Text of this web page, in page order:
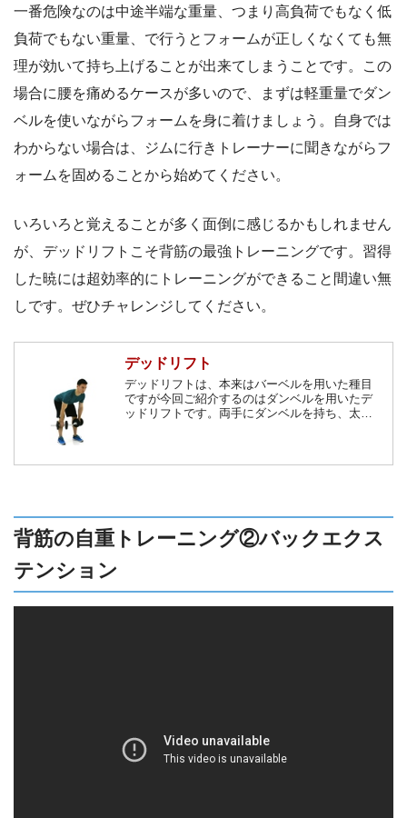
一番危険なのは中途半端な重量、つまり高負荷でもなく低
負荷でもない重量、で行うとフォームが正しくなくても無
理が効いて持ち上げることが出来てしまうことです。この
場合に腰を痛めるケースが多いので、まずは軽重量でダン
ベルを使いながらフォームを身に着けましょう。自身では
わからない場合は、ジムに行きトレーナーに聞きながらフ
ォームを固めることから始めてください。
いろいろと覚えることが多く面倒に感じるかもしれません
が、デッドリフトこそ背筋の最強トレーニングです。習得
した暁には超効率的にトレーニングができること間違い無
しです。ぜひチャレンジしてください。
デッドリフト
デッドリフトは、本来はバーベルを用いた種目
ですが今回ご紹介するのはダンベルを用いたデ
ッドリフトです。両手にダンベルを持ち、太も
背筋の自重トレーニング②バックエクス
テンション